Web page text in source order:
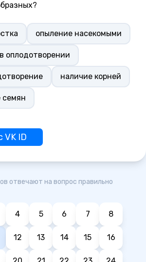
опыление насекомыми
оплодотворении
наличие корней
семян
VK ID
отвечают на вопрос правильно
4 5 6 7 8
12 13 14 15 16